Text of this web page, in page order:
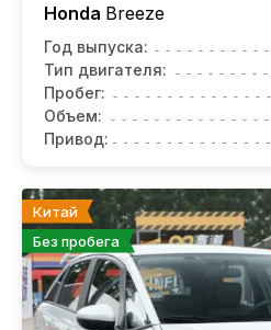
Honda Breeze
Год выпуска:
Тип двигателя:
Пробег:
Объем:
Привод:
Китай
Без пробега